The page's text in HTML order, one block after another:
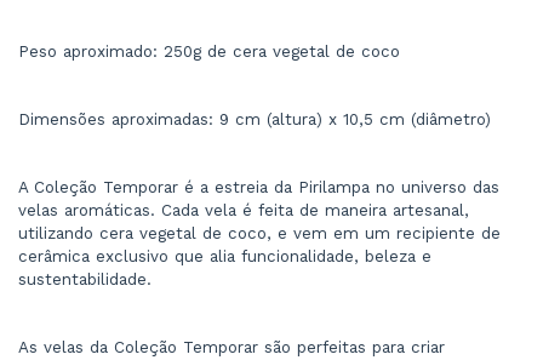
Peso aproximado: 250g de cera vegetal de coco
Dimensões aproximadas: 9 cm (altura) x 10,5 cm (diâmetro)
A Coleção Temporar é a estreia da Pirilampa no universo das
velas aromáticas. Cada vela é feita de maneira artesanal,
utilizando cera vegetal de coco, e vem em um recipiente de
cerâmica exclusivo que alia funcionalidade, beleza e
sustentabilidade.
As velas da Coleção Temporar são perfeitas para criar